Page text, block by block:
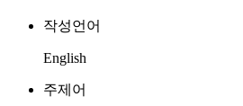
작성언어
English
주제어